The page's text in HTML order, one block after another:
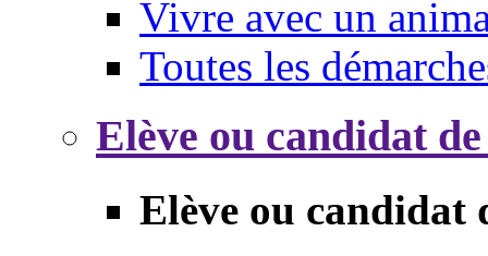
Vivre avec un
Toutes les
Elève ou candidat
Elève ou candidat